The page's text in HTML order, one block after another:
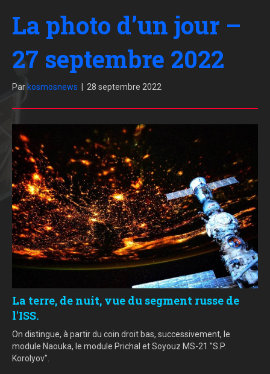
La photo d’un jour –
27 septembre 2022
Par kosmosnews 28 septembre 2022
La terre, de nuit, vue du segment russe de
l'ISS.
On distingue, à partir du coin droit bas, successivement, le
module Naouka, le module Prichal et Soyouz MS-21 "S.P.
Korolyov".